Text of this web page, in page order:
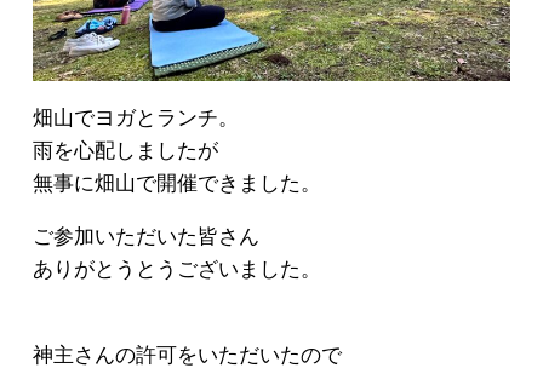
畑山でヨガとランチ。
雨を心配しましたが
無事に畑山で開催できました。
ご参加いただいた皆さん
ありがとうとうございました。
神主さんの許可をいただいたので